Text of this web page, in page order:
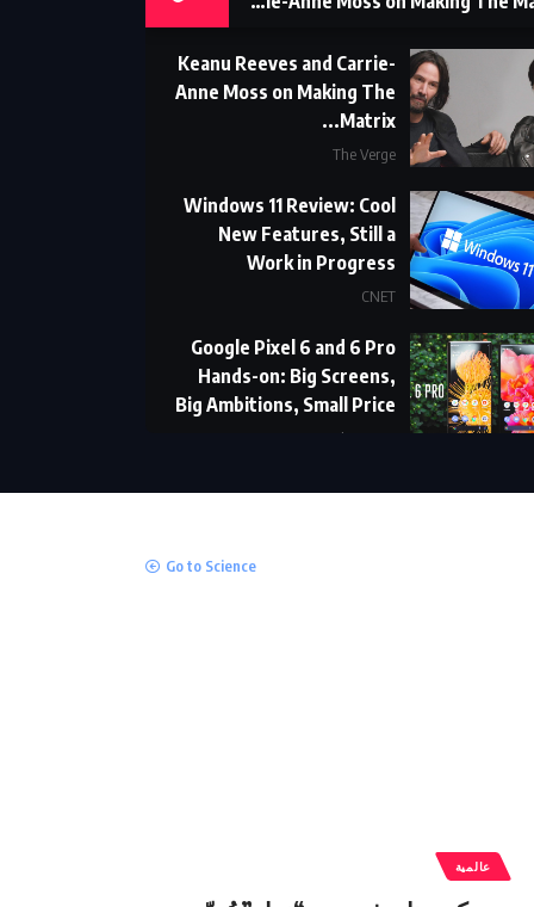
Keanu Reeves and Carrie-
Anne Moss on Making The
Matrix...
The Verge
Windows 11 Review: Cool
New Features, Still a
Work in Progress
CNET
Google Pixel 6 and 6 Pro
Hands-on: Big Screens,
Big Ambitions, Small Price
The Verge
MacBook Pro with M1 Pro
Go to Science
عالمية